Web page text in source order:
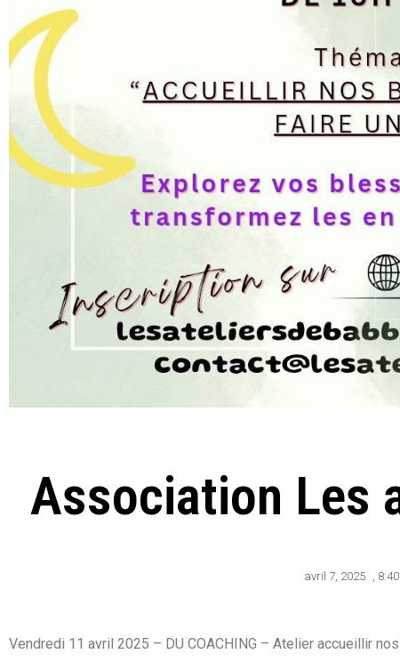
Association Les
avril 7, 2025
Vendredi 11 avril 2025 – DU COACHING – Atelier accueillir